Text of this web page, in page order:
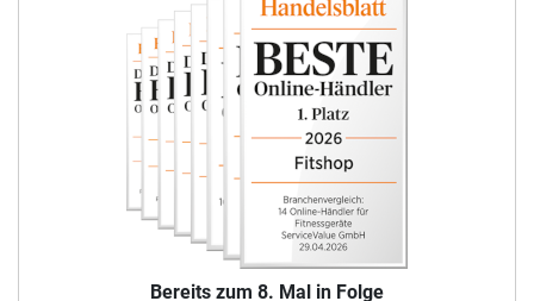
Bereits zum 8. Mal in Folge